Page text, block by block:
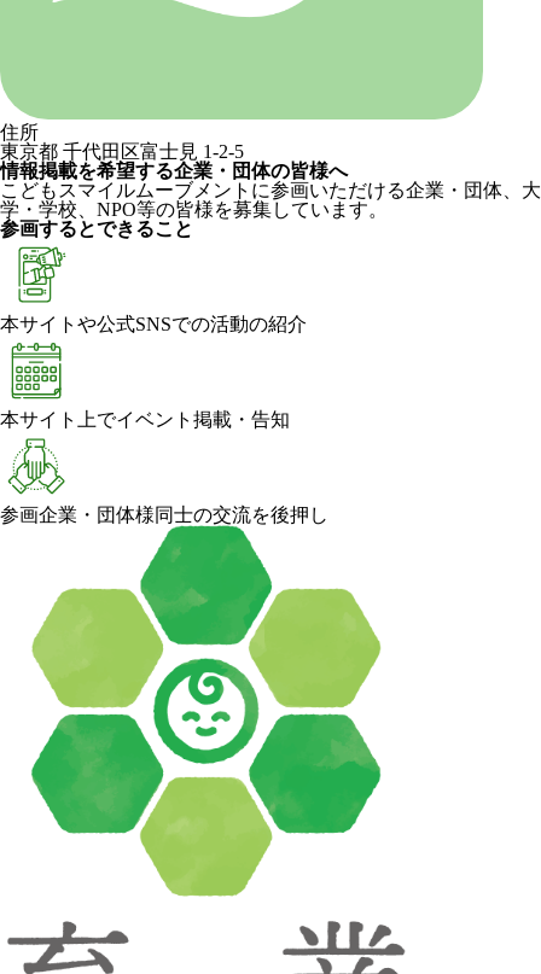
住所
東京都 千代田区富士見 1-2-5
情報掲載を希望する企業・団体の皆様へ
こどもスマイルムーブメントに参画いただける企業・団体、大
学・学校、NPO等の皆様を募集しています。
参画するとできること
本サイトや公式SNSでの活動の紹介
本サイト上でイベント掲載・告知
参画企業・団体様同士の交流を後押し